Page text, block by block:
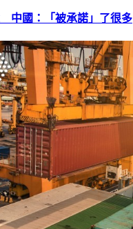
中國：「被承諾」了很多